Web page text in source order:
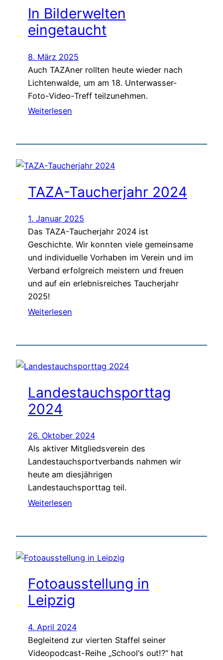
In Bilderwelten
eingetaucht
8. März 2025
Auch TAZAner rollten heute wieder nach
Lichtenwalde, um am 18. Unterwasser-
Foto-Video-Treff teilzunehmen.
Weiterlesen
TAZA-Taucherjahr 2024
1. Januar 2025
Das TAZA-Taucherjahr 2024 ist
Geschichte. Wir konnten viele gemeinsame
und individuelle Vorhaben im Verein und im
Verband erfolgreich meistern und freuen
und auf ein erlebnisreiches Taucherjahr
2025!
Weiterlesen
Landestauchsporttag
2024
26. Oktober 2024
Als aktiver Mitgliedsverein des
Landestauchsportverbands nahmen wir
heute am diesjährigen
Landestauchsporttag teil.
Weiterlesen
Fotoausstellung in
Leipzig
4. April 2024
Begleitend zur vierten Staffel seiner
Videopodcast-Reihe „School‘s out!?“ hat